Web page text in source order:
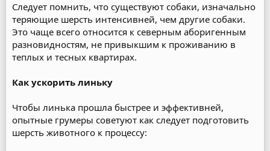
Следует помнить, что существуют собаки, изначально
теряющие шерсть интенсивней, чем другие собаки.
Это чаще всего относится к северным аборигенным
разновидностям, не привыкшим к проживанию в
теплых и тесных квартирах.
Как ускорить линьку
Чтобы линька прошла быстрее и эффективней,
опытные грумеры советуют как следует подготовить
шерсть животного к процессу: